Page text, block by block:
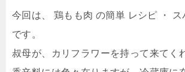
今回は、 鶏もも肉 の簡単 レシピ ・
です。
叔母が、カリフラワーを持って来てく